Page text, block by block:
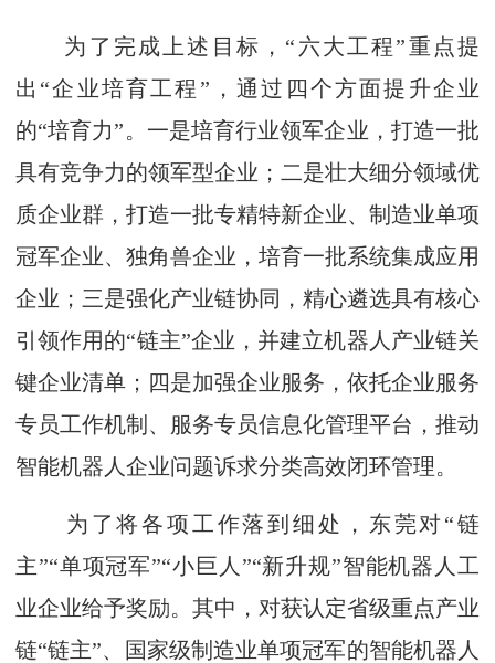
为了完成上述目标，“六大工程”重点提
出“企业培育工程”，通过四个方面提升企业
的“培育力”。一是培育行业领军企业，打造一批
具有竞争力的领军型企业；二是壮大细分领域优
质企业群，打造一批专精特新企业、制造业单项
冠军企业、独角兽企业，培育一批系统集成应用
企业；三是强化产业链协同，精心遴选具有核心
引领作用的“链主”企业，并建立机器人产业链关
键企业清单；四是加强企业服务，依托企业服务
专员工作机制、服务专员信息化管理平台，推动
智能机器人企业问题诉求分类高效闭环管理。
为了将各项工作落到细处，东莞对“链
主”“单项冠军”“小巨人”“新升规”智能机器人工
业企业给予奖励。其中，对获认定省级重点产业
链“链主”、国家级制造业单项冠军的智能机器人